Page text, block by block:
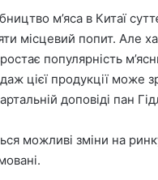
м’яса в Китаї
місцевий попит. Але
популярність
цієї продукції може
доповіді пан
можливі зміни на